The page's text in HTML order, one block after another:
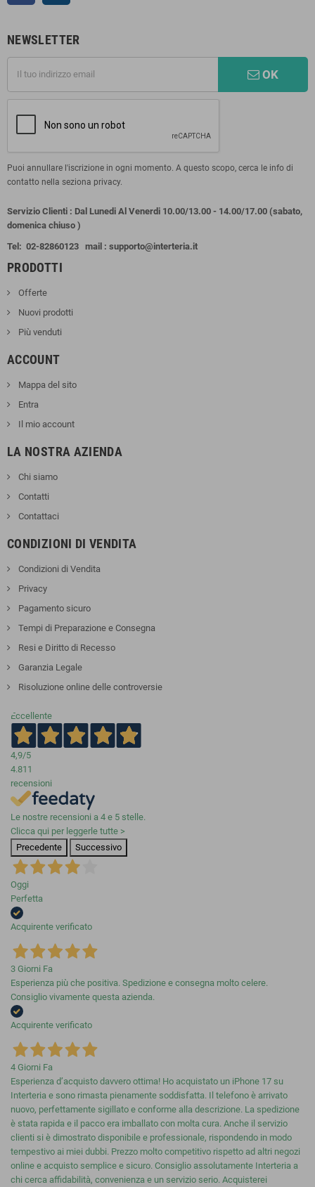
NEWSLETTER
OK
Puoi annullare l'iscrizione in ogni momento. A questo scopo, cerca le info di
contatto nella seziona privacy.
Servizio Clienti : Dal Lunedi Al Venerdi 10.00/13.00 - 14.00/17.00 (sabato,
domenica chiuso )
Tel: 02-82860123 mail : supporto@interteria.it
PRODOTTI
Offerte
Nuovi prodotti
Più venduti
ACCOUNT
Mappa del sito
Entra
Il mio account
LA NOSTRA AZIENDA
Chi siamo
Contatti
Contattaci
CONDIZIONI DI VENDITA
Condizioni di Vendita
Privacy
Pagamento sicuro
Tempi di Preparazione e Consegna
Resi e Diritto di Recesso
Garanzia Legale
Risoluzione online delle controversie
Eccellente
4,9/5
4.811
recensioni
Le nostre recensioni a 4 e 5 stelle.
Clicca qui per leggerle tutte >
Precedente
Successivo
Oggi
Perfetta
Acquirente verificato
3 Giorni Fa
Esperienza più che positiva. Spedizione e consegna molto celere.
Consiglio vivamente questa azienda.
Acquirente verificato
4 Giorni Fa
Esperienza d’acquisto davvero ottima! Ho acquistato un iPhone 17 su
Interteria e sono rimasta pienamente soddisfatta. Il telefono è arrivato
nuovo, perfettamente sigillato e conforme alla descrizione. La spedizione
è stata rapida e il pacco era imballato con molta cura. Anche il servizio
clienti si è dimostrato disponibile e professionale, rispondendo in modo
tempestivo ai miei dubbi. Prezzo molto competitivo rispetto ad altri negozi
online e acquisto semplice e sicuro. Consiglio assolutamente Interteria a
chi cerca affidabilità, convenienza e un servizio serio. Acquisterei